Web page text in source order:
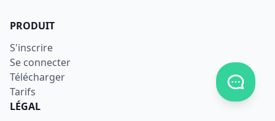
PRODUIT
S'inscrire
Se connecter
Télécharger
Tarifs
LÉGAL